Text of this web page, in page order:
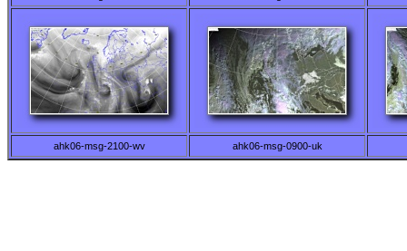
ahk06-msg-2100-wv ahk06-msg-0900-uk